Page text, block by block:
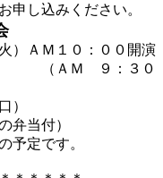
申し込みください。
ＡＭ１０：００開演
３０
）
当付）
定です。